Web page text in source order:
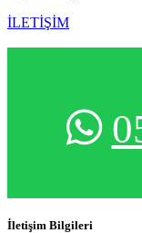
İLETİŞİM
İletişim Bilgileri